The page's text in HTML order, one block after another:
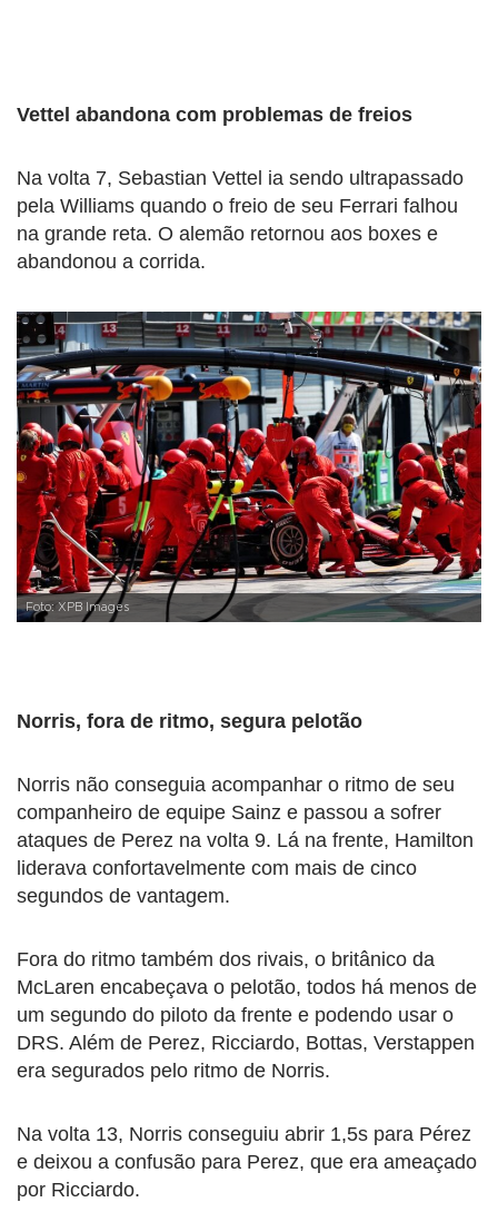
Vettel abandona com problemas de freios
Na volta 7, Sebastian Vettel ia sendo ultrapassado
pela Williams quando o freio de seu Ferrari falhou
na grande reta. O alemão retornou aos boxes e
abandonou a corrida.
Foto: XPB Images
Norris, fora de ritmo, segura pelotão
Norris não conseguia acompanhar o ritmo de seu
companheiro de equipe Sainz e passou a sofrer
ataques de Perez na volta 9. Lá na frente, Hamilton
liderava confortavelmente com mais de cinco
segundos de vantagem.
Fora do ritmo também dos rivais, o britânico da
McLaren encabeçava o pelotão, todos há menos de
um segundo do piloto da frente e podendo usar o
DRS. Além de Perez, Ricciardo, Bottas, Verstappen
era segurados pelo ritmo de Norris.
Na volta 13, Norris conseguiu abrir 1,5s para Pérez
e deixou a confusão para Perez, que era ameaçado
por Ricciardo.